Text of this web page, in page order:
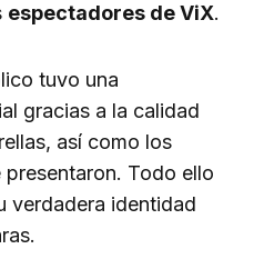
espectadores de ViX.
tuvo una
gracias a la calidad
así como los
Todo ello
verdadera identidad